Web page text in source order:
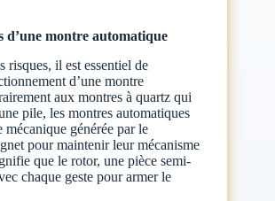
d’une montre automatique
risques, il est essentiel de
d’une montre
aux montres à quartz qui
pile, les montres automatiques
mécanique générée par le
pour maintenir leur mécanisme
que le rotor, une pièce semi-
chaque geste pour armer le